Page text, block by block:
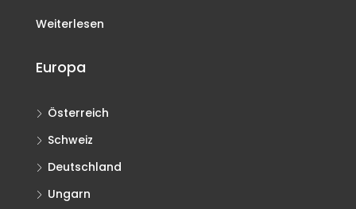
Weiterlesen
Europa
Österreich
Schweiz
Deutschland
Ungarn